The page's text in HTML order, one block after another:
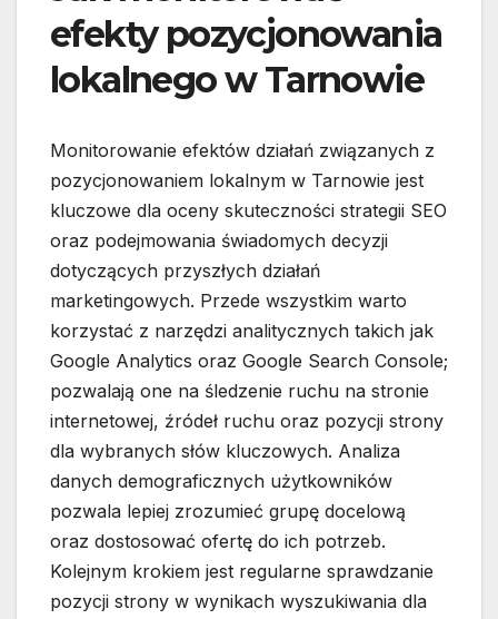
efekty pozycjonowania
lokalnego w Tarnowie
Monitorowanie efektów działań związanych z
pozycjonowaniem lokalnym w Tarnowie jest
kluczowe dla oceny skuteczności strategii SEO
oraz podejmowania świadomych decyzji
dotyczących przyszłych działań
marketingowych. Przede wszystkim warto
korzystać z narzędzi analitycznych takich jak
Google Analytics oraz Google Search Console;
pozwalają one na śledzenie ruchu na stronie
internetowej, źródeł ruchu oraz pozycji strony
dla wybranych słów kluczowych. Analiza
danych demograficznych użytkowników
pozwala lepiej zrozumieć grupę docelową
oraz dostosować ofertę do ich potrzeb.
Kolejnym krokiem jest regularne sprawdzanie
pozycji strony w wynikach wyszukiwania dla